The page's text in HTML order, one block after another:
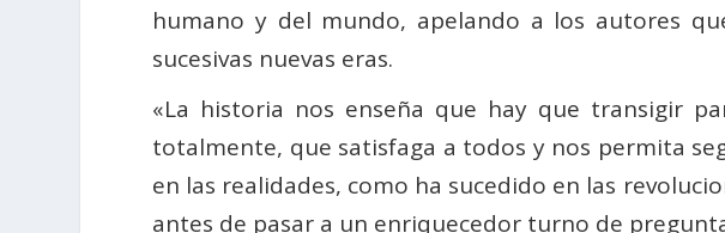
humano y del mundo, apelando a los autores
sucesivas nuevas eras.
«La historia nos enseña que hay que transigir
totalmente, que satisfaga a todos y nos permita
en las realidades, como ha sucedido en las
antes de pasar a un enriquecedor turno de